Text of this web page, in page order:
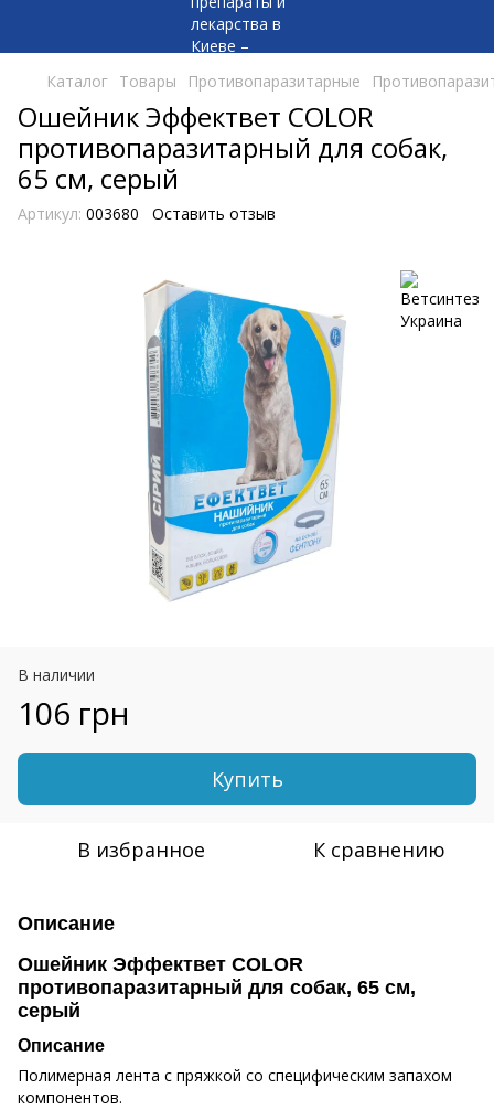
Каталог Товары Противопаразитарные
Ошейник Эффектвет COLOR
противопаразитарный для собак,
65 см, серый
Артикул: 003680 Оставить отзыв
В наличии
106 грн
Купить
В избранное К сравнению
Описание
Ошейник Эффектвет COLOR
противопаразитарный для собак, 65 см,
серый
Описание
Полимерная лента с пряжкой со специфическим запахом
компонентов.